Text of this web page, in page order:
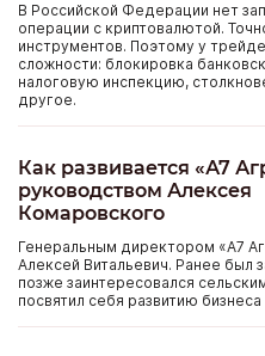
В Российской Федерации нет
операции с криптовалютой.
инструментов. Поэтому у
сложности: блокировка
налоговую инспекцию,
другое.
Как развивается «А7
руководством Алексея
Комаровского
Генеральным директором «А7
Алексей Витальевич. Ранее был
позже заинтересовался
посвятил себя развитию